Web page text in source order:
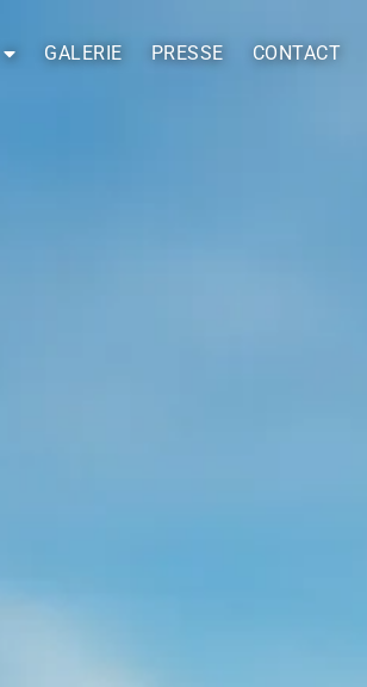
GALERIE PRESSE CONTACT